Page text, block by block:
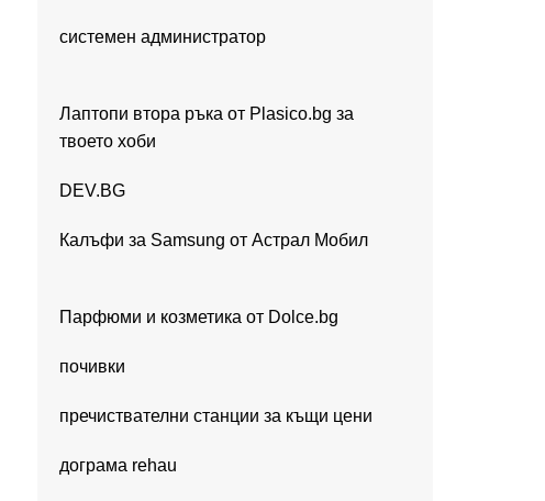
системен администратор
Лаптопи втора ръка от Plasico.bg за
твоето хоби
DEV.BG
Калъфи за Samsung от Астрал Мобил
Парфюми и козметика от Dolce.bg
почивки
пречиствателни станции за къщи цени
дограма rehau